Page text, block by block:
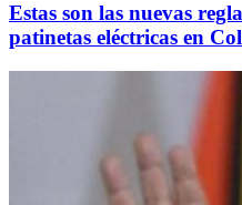
Estas son las nuevas
patinetas eléctricas en